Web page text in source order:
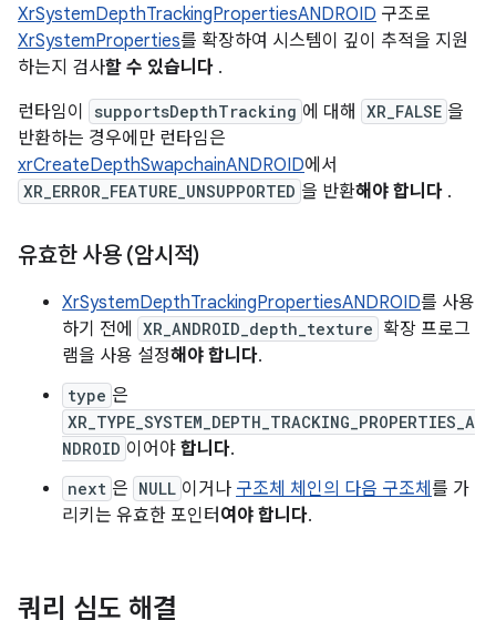
XrSystemDepthTrackingPropertiesANDROID 구조로
XrSystemProperties를 확장하여 시스템이 깊이 추적을 지원
하는지 검사할 수 있습니다 .
런타임이
supportsDepthTracking 에 대해 XR_FALSE 을
반환하는 경우에만 런타임은
xrCreateDepthSwapchainANDROID에서
XR_ERROR_FEATURE_UNSUPPORTED 을 반환해야 합니다 .
유효한 사용 (암시적)
XrSystemDepthTrackingPropertiesANDROID를 사용
하기 전에
XR_ANDROID_depth_texture 확장 프로그
램을 사용 설정해야 합니다.
type 은
XR_TYPE_SYSTEM_DEPTH_TRACKING_PROPERTIES_A
NDROID 이어야 합니다.
next 은 NULL 이거나 구조체 체인의 다음 구조체 를 가
리키는 유효한 포인터 여야 합니다.
쿼리 심도 해결